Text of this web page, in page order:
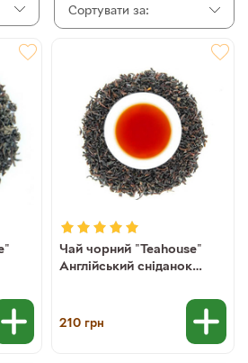
Сортувати за:
Чай чорний "Teahouse"
Англійський сніданок
210 грн